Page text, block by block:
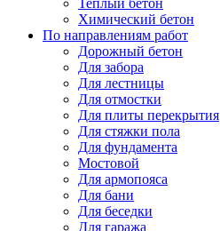
Теплый бетон
Химический бетон
По направлениям работ
Дорожный бетон
Для забора
Для лестницы
Для отмостки
Для плиты перекрытия
Для стяжки пола
Для фундамента
Мостовой
Для армопояса
Для бани
Для беседки
Для гаража